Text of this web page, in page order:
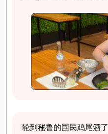
轮到秘鲁的国民鸡尾酒